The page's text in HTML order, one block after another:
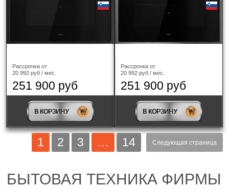
Рассрочка от
20 992 руб / мес.
251 900 руб
В КОРЗИНУ
Рассрочка от
20 992 руб / мес.
251 900 руб
В КОРЗИНУ
1 2 3 … 14 Следующая страница
БЫТОВАЯ ТЕХНИКА ФИРМЫ